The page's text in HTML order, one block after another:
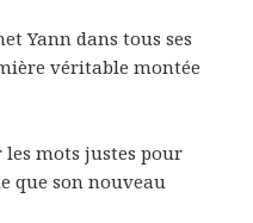
Yann dans tous ses
véritable montée
les mots justes pour
que son nouveau